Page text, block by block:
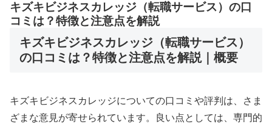
キズキビジネスカレッジ（転職サービス）の口
コミは？特徴と注意点を解説
キズキビジネスカレッジ（転職サービス）
の口コミは？特徴と注意点を解説｜概要
キズキビジネスカレッジについての口コミや評判は、さま
ざまな意見が寄せられています。良い点としては、専門的